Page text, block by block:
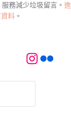
務減少垃圾留言。
料 。
Instagram
Flickr